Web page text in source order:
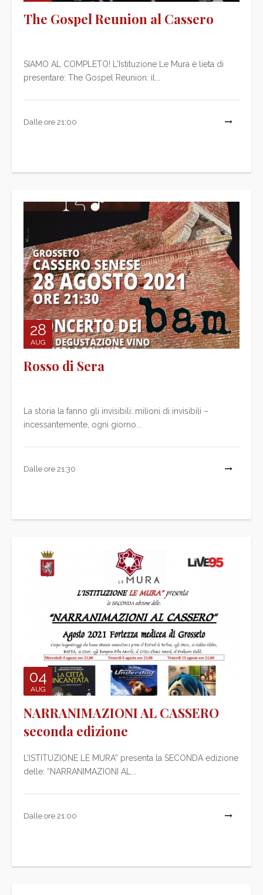
The Gospel Reunion al Cassero
SIAMO AL COMPLETO! L'Istituzione Le Mura è lieta di
presentare: The Gospel Reunion: il...
Dalle ore 21:00
28
AUG
Rosso di Sera
La storia la fanno gli invisibili: milioni di invisibili –
incessantemente, ogni giorno...
Dalle ore 21:30
04
AUG
NARRANIMAZIONI AL CASSERO
seconda edizione
L’ISTITUZIONE LE MURA” presenta la SECONDA edizione
delle: “NARRANIMAZIONI AL...
Dalle ore 21:00